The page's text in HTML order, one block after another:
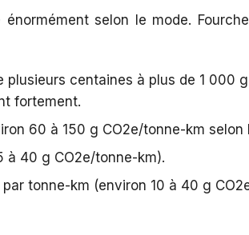
énormément selon le mode.
plusieurs centaines à plus de 1 000
fortement.
60 à 150 g CO2e/tonne-km
à 40 g CO2e/tonne-km).
tonne-km (environ 10 à 40 g